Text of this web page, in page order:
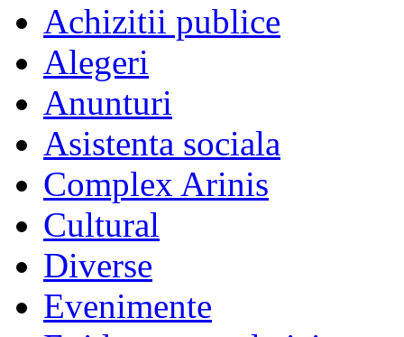
Achizitii publice
Alegeri
Anunturi
Asistenta sociala
Complex Arinis
Cultural
Diverse
Evenimente